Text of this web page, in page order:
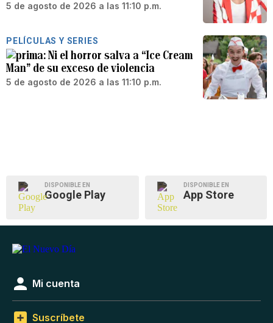
5 de agosto de 2026 a las 11:10 p.m.
PELÍCULAS Y SERIES
Ni el horror salva a “Ice Cream
Man” de su exceso de violencia
5 de agosto de 2026 a las 11:10 p.m.
DISPONIBLE EN
Google Play
DISPONIBLE EN
App Store
Mi cuenta
Suscríbete